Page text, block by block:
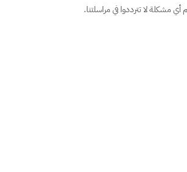
مشكلة لا تترددوا في مراسلتنا.